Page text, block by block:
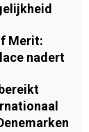
Merit:
nadert